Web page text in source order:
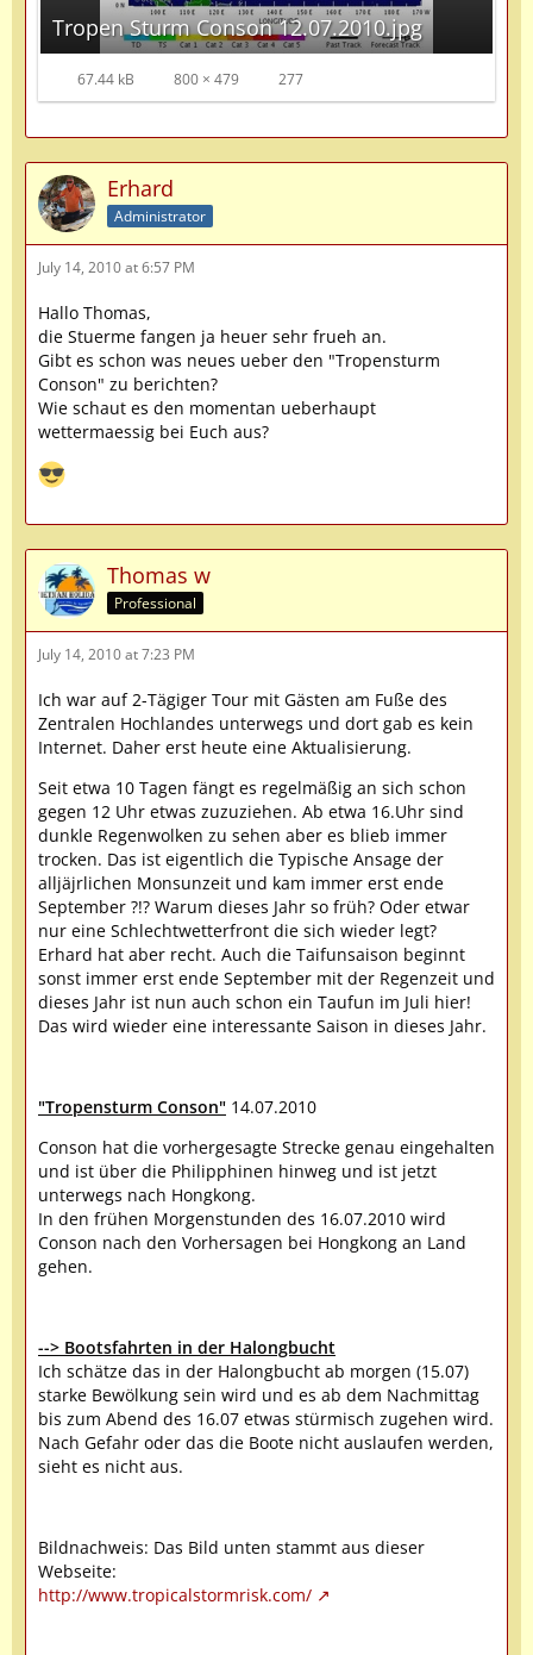
Tropen Sturm Conson 12.07.2010.jpg
67.44 kB 800 × 479 277
Erhard
Administrator
July 14, 2010 at 6:57 PM
Hallo Thomas,
die Stuerme fangen ja heuer sehr frueh an.
Gibt es schon was neues ueber den "Tropensturm
Conson" zu berichten?
Wie schaut es den momentan ueberhaupt
wettermaessig bei Euch aus?
Thomas w
Professional
July 14, 2010 at 7:23 PM
Ich war auf 2-Tägiger Tour mit Gästen am Fuße des
Zentralen Hochlandes unterwegs und dort gab es kein
Internet. Daher erst heute eine Aktualisierung.
Seit etwa 10 Tagen fängt es regelmäßig an sich schon
gegen 12 Uhr etwas zuzuziehen. Ab etwa 16.Uhr sind
dunkle Regenwolken zu sehen aber es blieb immer
trocken. Das ist eigentlich die Typische Ansage der
alljäjrlichen Monsunzeit und kam immer erst ende
September ?!? Warum dieses Jahr so früh? Oder etwar
nur eine Schlechtwetterfront die sich wieder legt?
Erhard hat aber recht. Auch die Taifunsaison beginnt
sonst immer erst ende September mit der Regenzeit und
dieses Jahr ist nun auch schon ein Taufun im Juli hier!
Das wird wieder eine interessante Saison in dieses Jahr.
"Tropensturm Conson" 14.07.2010
Conson hat die vorhergesagte Strecke genau eingehalten
und ist über die Philipphinen hinweg und ist jetzt
unterwegs nach Hongkong.
In den frühen Morgenstunden des 16.07.2010 wird
Conson nach den Vorhersagen bei Hongkong an Land
gehen.
--> Bootsfahrten in der Halongbucht
Ich schätze das in der Halongbucht ab morgen (15.07)
starke Bewölkung sein wird und es ab dem Nachmittag
bis zum Abend des 16.07 etwas stürmisch zugehen wird.
Nach Gefahr oder das die Boote nicht auslaufen werden,
sieht es nicht aus.
Bildnachweis: Das Bild unten stammt aus dieser
Webseite:
http://www.tropicalstormrisk.com/